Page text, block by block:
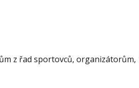
z řad sportovců, organizátorům,